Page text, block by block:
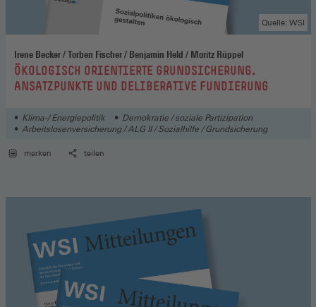
Irene Becker / Torben Fischer / Benjamin Held / Moritz Rüppel
:ÖKOLOGISCH ORIENTIERTE GRUNDSICHERUNG.
ANSATZPUNKTE UND DELIBERATIVE FUNDIERUNG
Quelle: WSI
Klima-/ Energiepolitik
Demokratie / soziale Partizipation
Arbeitslosenversicherung / ALG II / Sozialhilfe / Grundsicherung
merken teilen